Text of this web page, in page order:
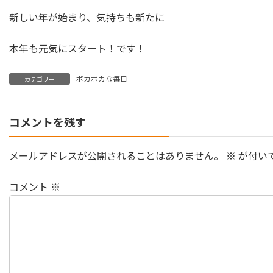
新しい年が始まり、気持ちも新たに
本年も元気にスタート！です！
カテゴリー ポカポカな毎日
コメントを残す
メールアドレスが公開されることはありません。 ※ が付い
コメント ※